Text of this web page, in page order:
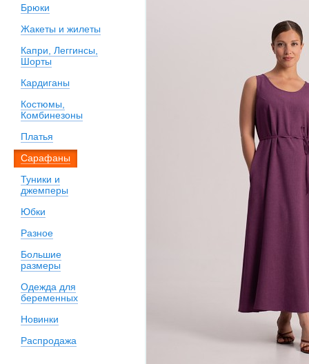
Брюки
Жакеты и жилеты
Капри, Леггинсы,
Шорты
Кардиганы
Костюмы,
Комбинезоны
Платья
Сарафаны
Туники и
джемперы
Юбки
Разное
Большие
размеры
Одежда для
беременных
Новинки
Распродажа